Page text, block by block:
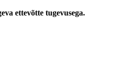
ettevõtte tugevusega.